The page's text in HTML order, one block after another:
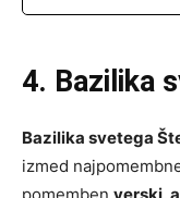
4. Bazilika
Bazilika svetega
izmed